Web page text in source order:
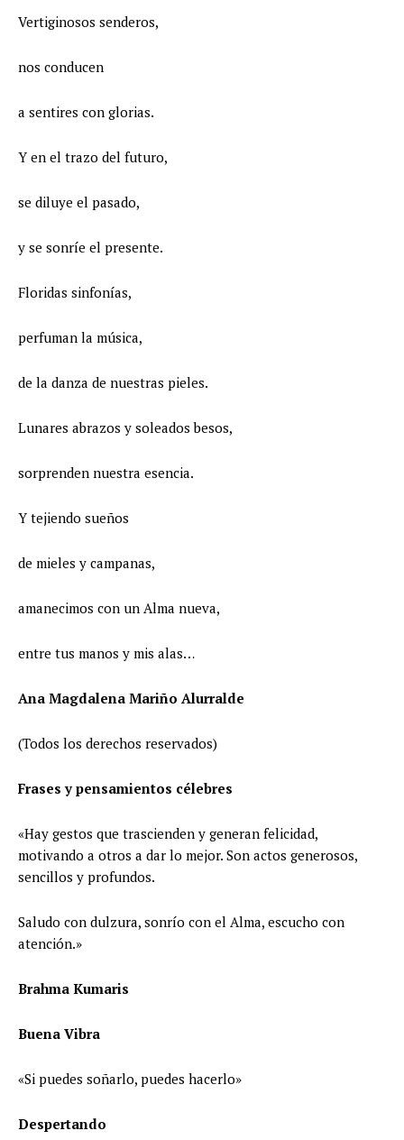
Vertiginosos senderos,
nos conducen
a sentires con glorias.
Y en el trazo del futuro,
se diluye el pasado,
y se sonríe el presente.
Floridas sinfonías,
perfuman la música,
de la danza de nuestras pieles.
Lunares abrazos y soleados besos,
sorprenden nuestra esencia.
Y tejiendo sueños
de mieles y campanas,
amanecimos con un Alma nueva,
entre tus manos y mis alas…
Ana Magdalena Mariño Alurralde
(Todos los derechos reservados)
Frases y pensamientos célebres
«Hay gestos que trascienden y generan felicidad,
motivando a otros a dar lo mejor. Son actos generosos,
sencillos y profundos.
Saludo con dulzura, sonrío con el Alma, escucho con
atención.»
Brahma Kumaris
Buena Vibra
«Si puedes soñarlo, puedes hacerlo»
Despertando